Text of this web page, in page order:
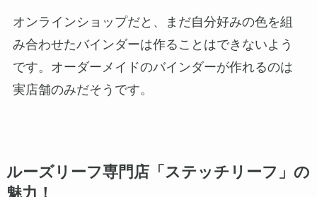
オンラインショップだと、まだ自分好みの色を組
み合わせたバインダーは作ることはできないよう
です。オーダーメイドのバインダーが作れるのは
実店舗のみだそうです。
ルーズリーフ専門店「ステッチリーフ」の
魅力！